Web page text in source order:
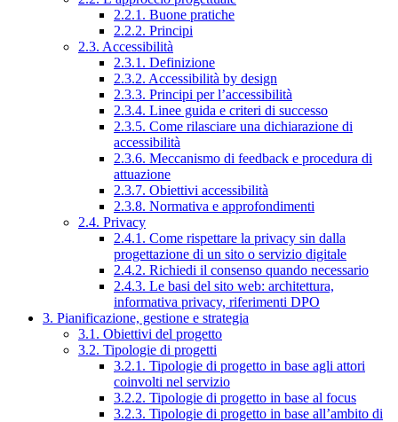
2.2.1. Buone pratiche
2.2.2. Principi
2.3. Accessibilità
2.3.1. Definizione
2.3.2. Accessibilità by design
2.3.3. Principi per l’accessibilità
2.3.4. Linee guida e criteri di successo
2.3.5. Come rilasciare una dichiarazione di
accessibilità
2.3.6. Meccanismo di feedback e procedura di
attuazione
2.3.7. Obiettivi accessibilità
2.3.8. Normativa e approfondimenti
2.4. Privacy
2.4.1. Come rispettare la privacy sin dalla
progettazione di un sito o servizio digitale
2.4.2. Richiedi il consenso quando necessario
2.4.3. Le basi del sito web: architettura,
informativa privacy, riferimenti DPO
3. Pianificazione, gestione e strategia
3.1. Obiettivi del progetto
3.2. Tipologie di progetti
3.2.1. Tipologie di progetto in base agli attori
coinvolti nel servizio
3.2.2. Tipologie di progetto in base al focus
3.2.3. Tipologie di progetto in base all’ambito di